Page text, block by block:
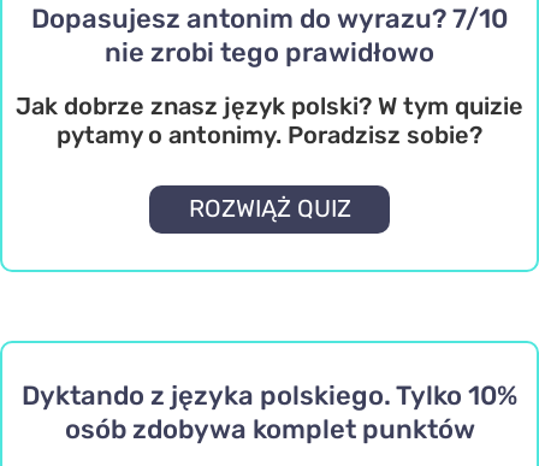
Dopasujesz antonim do wyrazu? 7/10
nie zrobi tego prawidłowo
Jak dobrze znasz język polski? W tym quizie
pytamy o antonimy. Poradzisz sobie?
ROZWIĄŻ QUIZ
Dyktando z języka polskiego. Tylko 10%
osób zdobywa komplet punktów